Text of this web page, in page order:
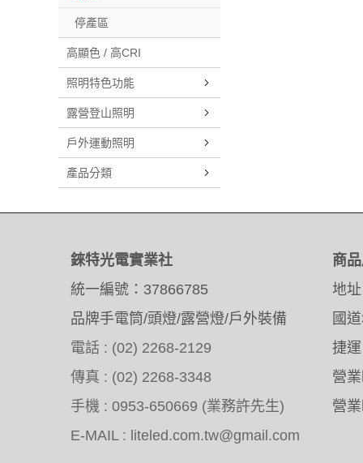
停產區
高顯色 / 高CRI
照明特色功能
露營登山照明
戶外運動照明
產品分類
錸特光電實業社
統一編號：37866785
品牌手電筒/頭燈/露營燈/戶外裝備
電話 : (02) 2268-2129
傳真 : (02) 2268-3348
手機 : 0953-650669 (業務許先生)
E-MAIL : liteled.com.tw@gmail.com
商
地
國
捷
營
營